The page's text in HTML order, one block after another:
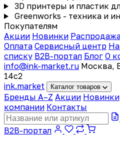
3D принтеры и пластик
Greenworks - техника и
Покупателям
Акции Новинки
Оплата Сервисный центр
списку B2B-портал Блог О
info@ink-market.ru Москва,
14с2
ink.market Каталог товаров
Бренды A–Z Акции Новинки
компании Контакты
B2B-портал